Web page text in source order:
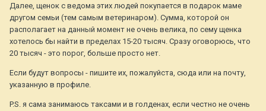
Далее, щенок с ведома этих людей покупается в подарок маме
другом семьи (тем самым ветеринаром). Сумма, которой он
располагает на данный момент не очень велика, по сему щенка
хотелось бы найти в пределах 15-20 тысяч. Сразу оговорюсь, что
20 тысяч - это порог, больше просто нет.
Если будут вопросы - пишите их, пожалуйста, сюда или на почту,
указанную в профиле.
P.S. я сама занимаюсь таксами и в голденах, если честно не очень